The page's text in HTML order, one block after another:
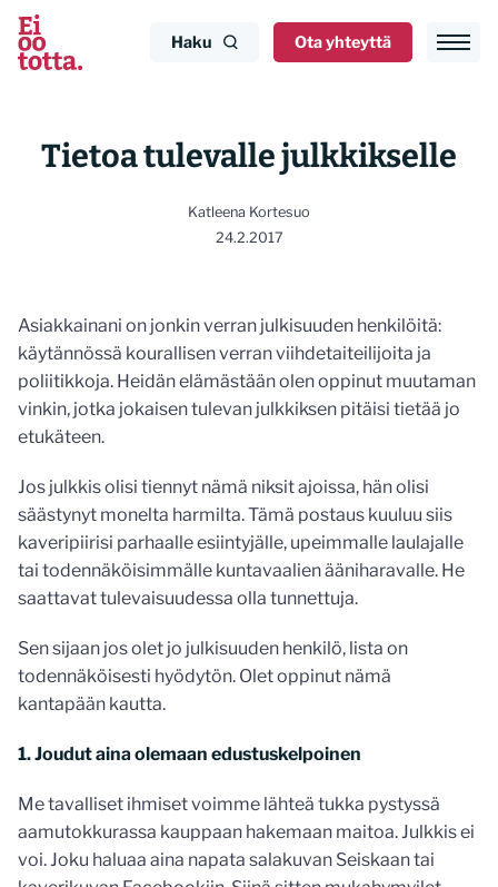
Siirry
sisältöön
Haku Ota yhteyttä
Tietoa tulevalle julkkikselle
Katleena Kortesuo
24.2.2017
Asiakkainani on jonkin verran julkisuuden henkilöitä:
käytännössä kourallisen verran viihdetaiteilijoita ja
poliitikkoja. Heidän elämästään olen oppinut muutaman
vinkin, jotka jokaisen tulevan julkkiksen pitäisi tietää jo
etukäteen.
Jos julkkis olisi tiennyt nämä niksit ajoissa, hän olisi
säästynyt monelta harmilta. Tämä postaus kuuluu siis
kaveripiirisi parhaalle esiintyjälle, upeimmalle laulajalle
tai todennäköisimmälle kuntavaalien ääniharavalle. He
saattavat tulevaisuudessa olla tunnettuja.
Sen sijaan jos olet jo julkisuuden henkilö, lista on
todennäköisesti hyödytön. Olet oppinut nämä
kantapään kautta.
1. Joudut aina olemaan edustuskelpoinen
Me tavalliset ihmiset voimme lähteä tukka pystyssä
aamutokkurassa kauppaan hakemaan maitoa. Julkkis ei
voi. Joku haluaa aina napata salakuvan Seiskaan tai